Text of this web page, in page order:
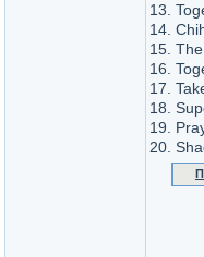
13.
14.
15.
16.
17.
18.
19.
20.